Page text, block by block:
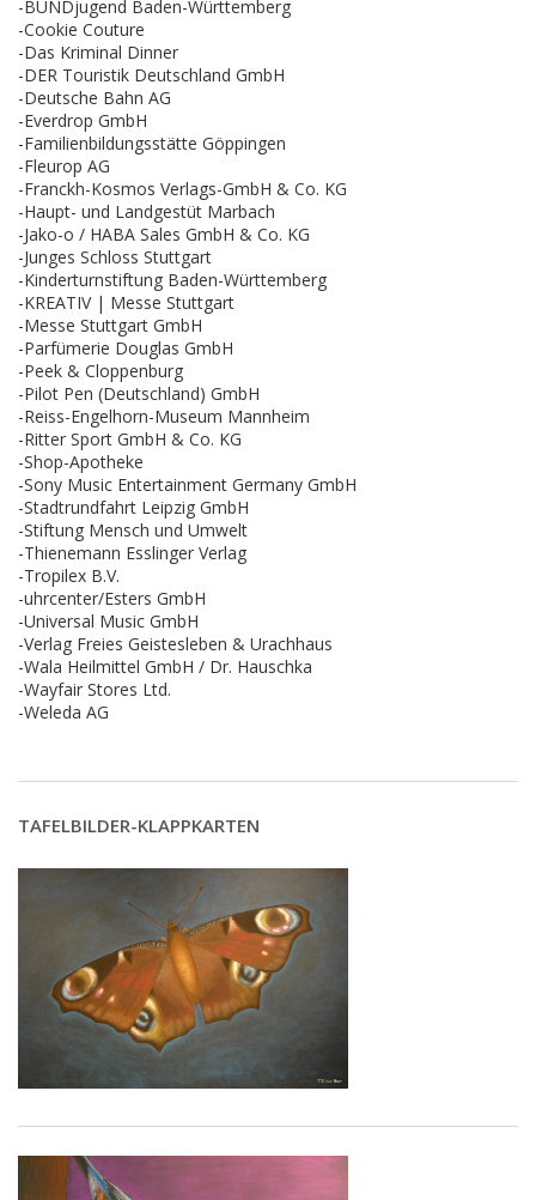
-BUNDjugend Baden-Württemberg
-Cookie Couture
-Das Kriminal Dinner
-DER Touristik Deutschland GmbH
-Deutsche Bahn AG
-Everdrop GmbH
-Familienbildungsstätte Göppingen
-Fleurop AG
-Franckh-Kosmos Verlags-GmbH & Co. KG
-Haupt- und Landgestüt Marbach
-Jako-o / HABA Sales GmbH & Co. KG
-Junges Schloss Stuttgart
-Kinderturnstiftung Baden-Württemberg
-KREATIV | Messe Stuttgart
-Messe Stuttgart GmbH
-Parfümerie Douglas GmbH
-Peek & Cloppenburg
-Pilot Pen (Deutschland) GmbH
-Reiss-Engelhorn-Museum Mannheim
-Ritter Sport GmbH & Co. KG
-Shop-Apotheke
-Sony Music Entertainment Germany GmbH
-Stadtrundfahrt Leipzig GmbH
-Stiftung Mensch und Umwelt
-Thienemann Esslinger Verlag
-Tropilex B.V.
-uhrcenter/Esters GmbH
-Universal Music GmbH
-Verlag Freies Geistesleben & Urachhaus
-Wala Heilmittel GmbH / Dr. Hauschka
-Wayfair Stores Ltd.
-Weleda AG
TAFELBILDER-KLAPPKARTEN